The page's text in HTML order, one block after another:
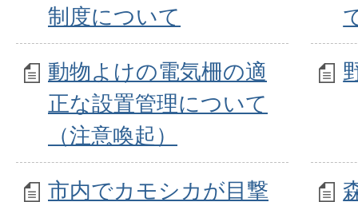
制度について
動物よけの電気柵の適
正な設置管理について
（注意喚起）
市内でカモシカが目撃